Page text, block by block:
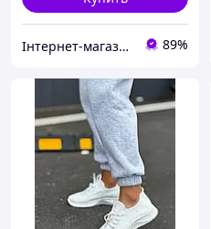
Інтернет-магазин Look 100 Clothes 89%